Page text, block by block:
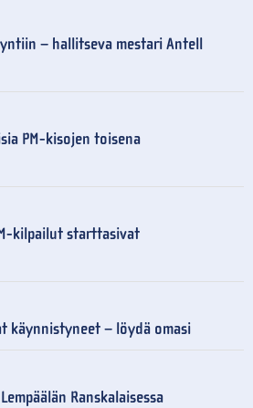
– hallitseva mestari Antell
PM-kisojen toisena
kilpailut starttasivat
käynnistyneet – löydä omasi
Ranskalaisessa